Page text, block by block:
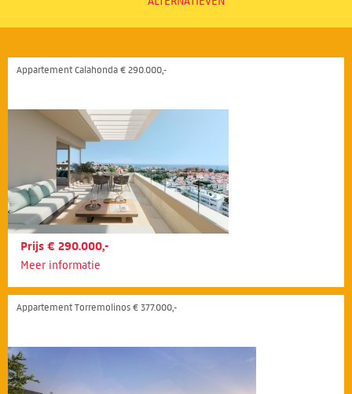
Appartement Calahonda € 290.000,-
Prijs € 290.000,-
Meer informatie
Appartement Torremolinos € 377.000,-